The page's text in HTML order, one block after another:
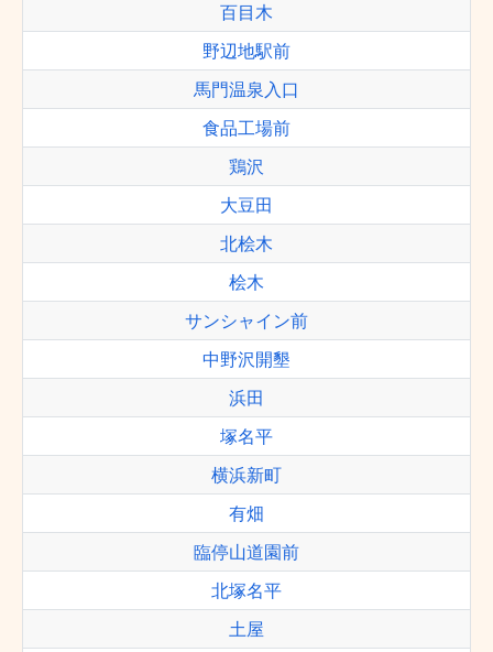
百目木
野辺地駅前
馬門温泉入口
食品工場前
鶏沢
大豆田
北桧木
桧木
サンシャイン前
中野沢開墾
浜田
塚名平
横浜新町
有畑
臨停山道園前
北塚名平
土屋